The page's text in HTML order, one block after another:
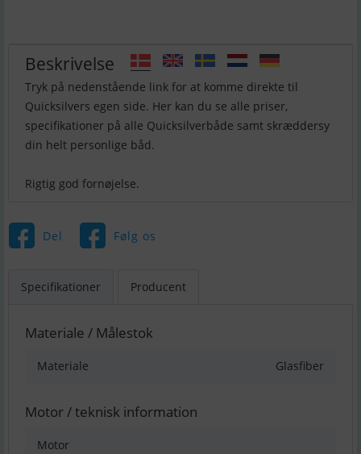
Beskrivelse
Tryk på nedenstående link for at komme direkte til
Quicksilvers egen side. Her kan du se alle priser,
specifikationer på alle Quicksilverbåde samt skræddersy
din helt personlige båd.
Rigtig god fornøjelse.
Del Følg os
Specifikationer Producent
Materiale / Målestok
Materiale Glasfiber
Motor / teknisk information
Motor